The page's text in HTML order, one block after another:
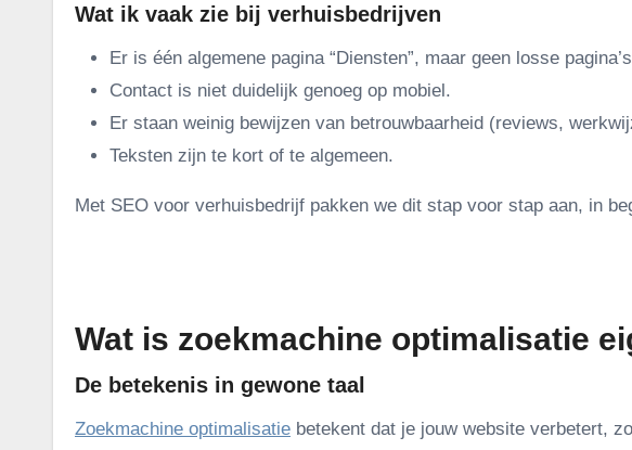
Wat ik vaak zie bij verhuisbedrijven
Er is één algemene pagina “Diensten”, maar geen losse
Contact is niet duidelijk genoeg op mobiel.
Er staan weinig bewijzen van betrouwbaarheid (reviews,
Teksten zijn te kort of te algemeen.
Met SEO voor verhuisbedrijf pakken we dit stap voor stap aan, in
Wat is zoekmachine optimalisatie
De betekenis in gewone taal
Zoekmachine optimalisatie betekent dat je jouw website verbetert,